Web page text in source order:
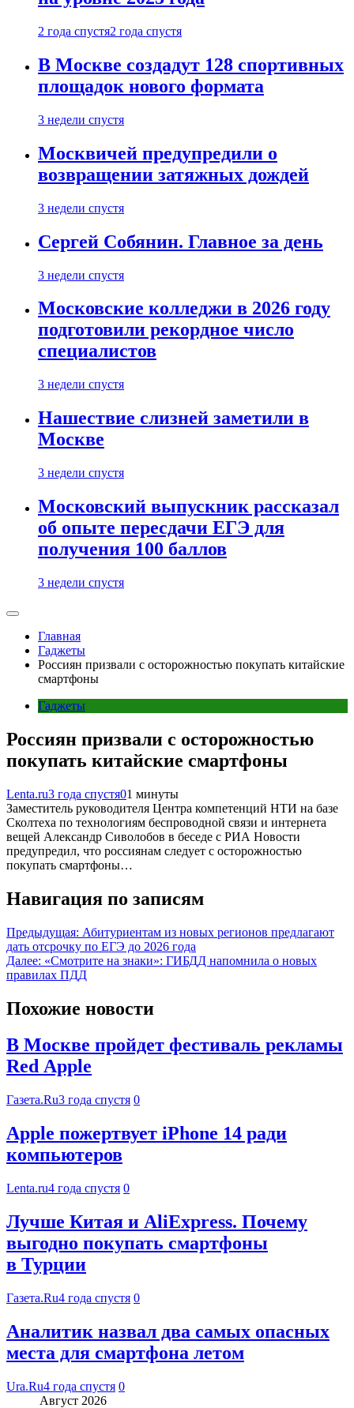
2 года спустя2 года спустя
В Москве создадут 128 спортивных
площадок нового формата
3 недели спустя
Москвичей предупредили о
возвращении затяжных дождей
3 недели спустя
Сергей Собянин. Главное за день
3 недели спустя
Московские колледжи в 2026 году
подготовили рекордное число
специалистов
3 недели спустя
Нашествие слизней заметили в
Москве
3 недели спустя
Московский выпускник рассказал
об опыте пересдачи ЕГЭ для
получения 100 баллов
3 недели спустя
Главная
Гаджеты
Россиян призвали с осторожностью покупать китайские
смартфоны
Гаджеты
Россиян призвали с осторожностью
покупать китайские смартфоны
Lenta.ru3 года спустя01 минуты
Заместитель руководителя Центра компетенций НТИ на базе
Сколтеха по технологиям беспроводной связи и интернета
вещей Александр Сиволобов в беседе с РИА Новости
предупредил, что россиянам следует с осторожностью
покупать смартфоны…
Навигация по записям
Предыдущая: Абитуриентам из новых регионов предлагают
дать отсрочку по ЕГЭ до 2026 года
Далее: «Смотрите на знаки»: ГИБДД напомнила о новых
правилах ПДД
Похожие новости
В Москве пройдет фестиваль рекламы
Red Apple
Газета.Ru3 года спустя 0
Apple пожертвует iPhone 14 ради
компьютеров
Lenta.ru4 года спустя 0
Лучше Китая и AliExpress. Почему
выгодно покупать смартфоны
в Турции
Газета.Ru4 года спустя 0
Аналитик назвал два самых опасных
места для смартфона летом
Ura.Ru4 года спустя 0
Август 2026